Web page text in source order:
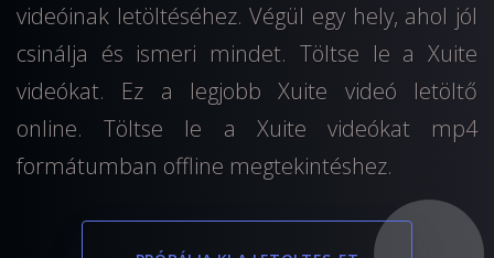
videóinak letöltéséhez. Végül egy hely, ahol jól
csinálja és ismeri mindet. Töltse le a Xuite
videókat. Ez a legjobb Xuite videó letöltő
online. Töltse le a Xuite videókat mp4
formátumban offline megtekintéshez.